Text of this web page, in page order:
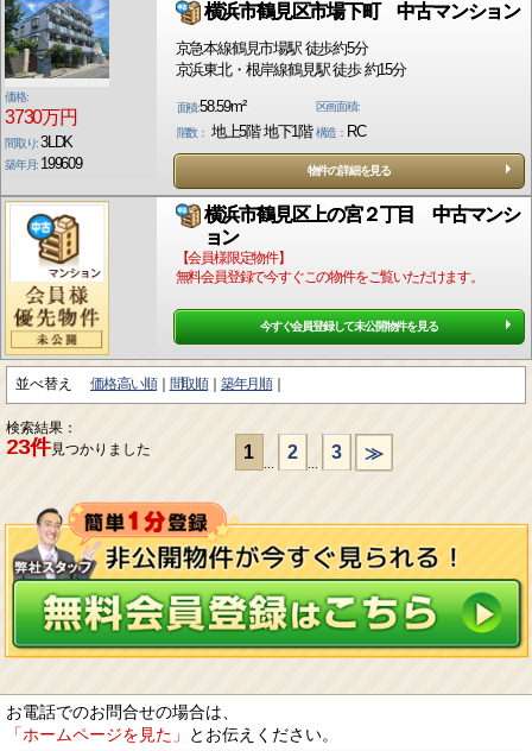
価格:
3730万円
間取り:3LDK
築年月: 199609
横浜市鶴見区市場下町 中古マンション
京急本線鶴見市場駅 徒歩約5分
京浜東北・根岸線鶴見駅 徒歩 約15分
面積:58.59m²
区画面積:
階数： 地上5階 地下1階 構造： RC
物件の詳細を見る
横浜市鶴見区上の宮２丁目 中古マンシ
ョン
【会員様限定物件】
無料会員登録で今すぐこの物件をご覧いただけます。
今すぐ会員登録して未公開物件を見る
並べ替え 価格:高い順 間取順 築年月順
検索結果：
23件見つかりました 1
...
2
...
3 ≫
お電話でのお問合せの場合は、
「ホームページを見た」
とお伝えください。